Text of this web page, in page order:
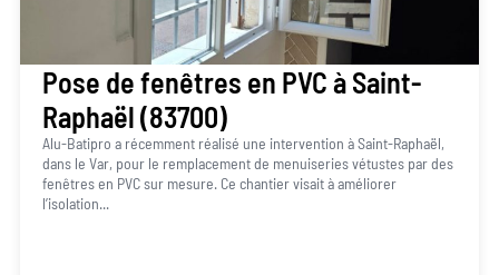
Pose de fenêtres en PVC à Saint-
Raphaël (83700)
Alu-Batipro a récemment réalisé une intervention à Saint-Raphaël,
dans le Var, pour le remplacement de menuiseries vétustes par des
fenêtres en PVC sur mesure. Ce chantier visait à améliorer
l’isolation...